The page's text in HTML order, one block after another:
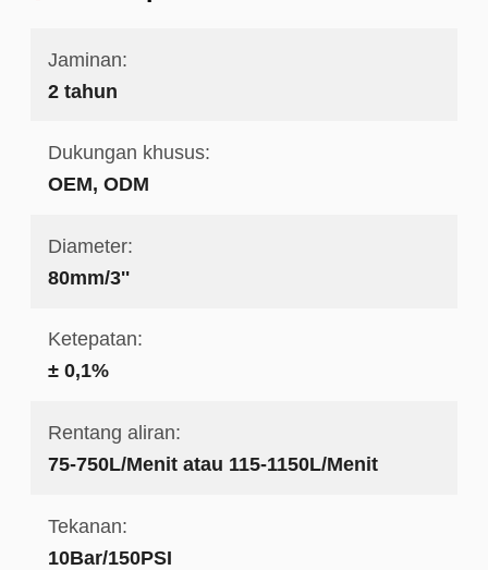
Jaminan:
2 tahun
Dukungan khusus:
OEM, ODM
Diameter:
80mm/3''
Ketepatan:
± 0,1%
Rentang aliran:
75-750L/Menit atau 115-1150L/Menit
Tekanan:
10Bar/150PSI